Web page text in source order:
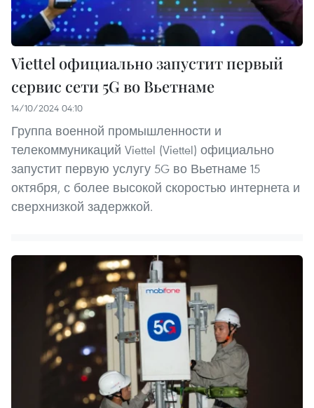
Viettel официально запустит первый
сервис сети 5G во Вьетнаме
14/10/2024 04:10
Группа военной промышленности и
телекоммуникаций Viettel (Viettel) официально
запустит первую услугу 5G во Вьетнаме 15
октября, с более высокой скоростью интернета и
сверхнизкой задержкой.